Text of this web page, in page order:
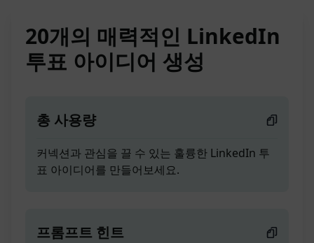
20개의 매력적인 LinkedIn
투표 아이디어 생성
총 사용량
커넥션과 관심을 끌 수 있는 훌륭한 LinkedIn 투
표 아이디어를 만들어보세요.
프롬프트 힌트